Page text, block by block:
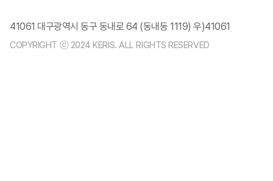
41061 대구광역시 동구 동내로 64 (동내동 1119) 우)41061
COPYRIGHT ⓒ 2024 KERIS. ALL RIGHTS RESERVED